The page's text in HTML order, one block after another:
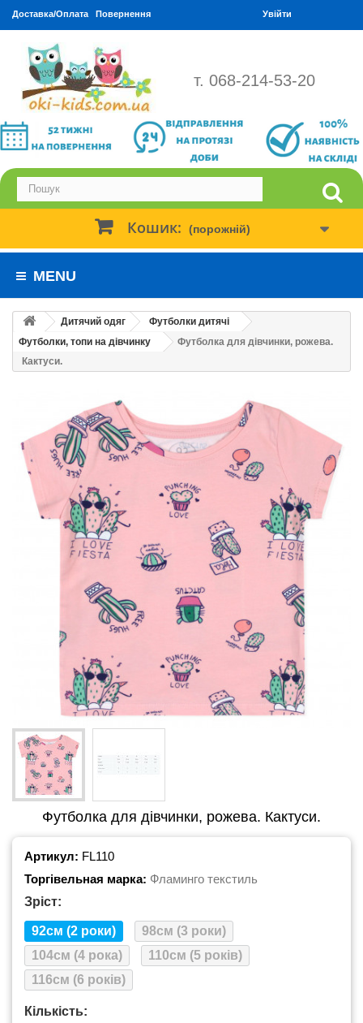
Доставка/Оплата Повернення Увійти
т. 068-214-53-20
Кошик: (порожній)
MENU
Дитячий одяг
Футболки дитячі
Футболки, топи на дівчинку
Футболка для дівчинки, рожева.
Кактуси.
Футболка для дівчинки, рожева. Кактуси.
Артикул: FL110
Торгівельная марка: Фламинго текстиль
Зріст:
92см (2 роки)
98см (3 роки)
104см (4 рока)
110см (5 років)
116см (6 років)
Кількість: